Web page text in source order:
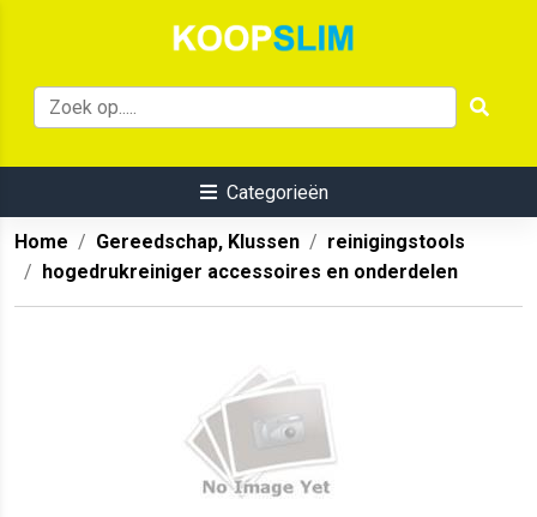
Categorieën
Home Gereedschap, Klussen
reinigingstools
hogedrukreiniger accessoires en onderdelen